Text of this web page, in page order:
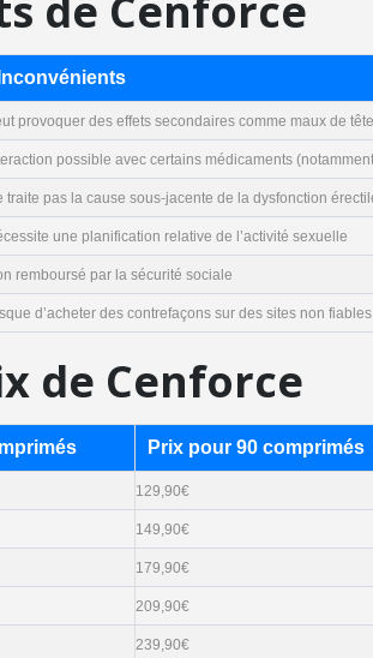
Inconvénients
provoquer des effets secondaires comme maux de
possible avec certains médicaments
traite pas la cause sous-jacente de la dysfonction
une planification relative de l’activité sexuelle
remboursé par la sécurité sociale
d’acheter des contrefaçons sur des sites non fiables
de Cenforce
Prix pour 90 comprimés
129,90€
149,90€
179,90€
209,90€
239,90€